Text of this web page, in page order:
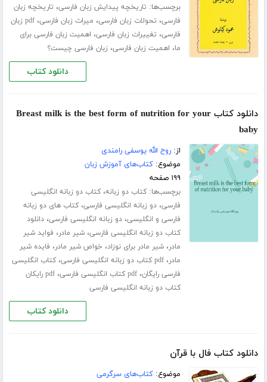
برچسب‌ها: تاریخچه پیدایش زبان فارسی، تاریخچه زبان
فارسی، تحولات زبان فارسی، میراث زبان فارسی،
pdf زبان
فارسی، تغییرات زبان فارسی، اهمیت زبان فارسی برای
ما، اهمیت زبان فارسی، زبان فارسی چیست؟
دانلود کتاب
دانلود کتاب Breast milk is the best form of nutrition for your
baby
از:روح الله یوسفی رامندی
موضوع:کتاب‌های آموزش زبان
۱۹۹ صفحه
برچسب‌ها:کتاب دو زبانه،کتاب دو زبانه انگلیسی
فارسی،دو زبانه انگلیسی فارسی،کتاب های دو زبانه
فارسی و انگلیسی،دو زبانه انگلیسی فارسی،دانلود
کتاب دو زبانه انگلیسی فارسی،شیر مادر، فواید شیر
مادر،شیر مادر برای نوزاد، خواص شیر مادر، فایده شیر
مادر،pdf کتاب دو زبانه انگلیسی فارسی ،کتاب انگلیسی
فارسی رایگان،pdf کتاب انگلیسی فارسی ،
pdf رایکان
کتاب دو زبانه انگلیسی فارسی
دانلود کتاب
دانلود کتاب فال با قرآن
موضوع:کتاب‌های سرگرمی